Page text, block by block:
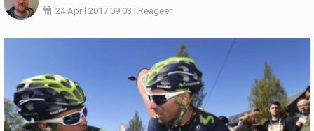
24 April 2017 09:03 | Reageer